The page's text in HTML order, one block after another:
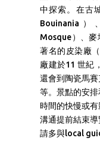
中探索。在古
Bouinania
Mosque）、麥
著名的皮染廠 （
廠建於11 世紀
還會到陶瓷馬
等。景點的安
時間的快慢或
溝通提前結束
請多與local